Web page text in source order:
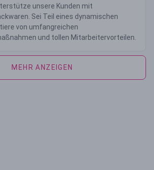
unsere Kunden mit
Sei Teil eines dynamischen
von umfangreichen
und tollen Mitarbeitervorteilen.
MEHR ANZEIGEN